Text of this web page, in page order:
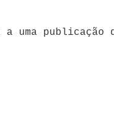
uma publicação